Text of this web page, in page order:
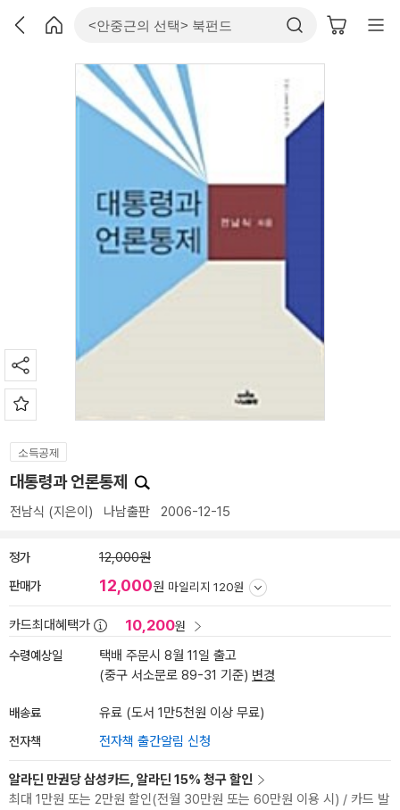
소득공제
대통령과 언론통제
전남식 (지은이) 나남출판 2006-12-15
정가 12,000원
판매가 12,000원 마일리지 120원
카드최대혜택가 10,200원
수령예상일
택배 주문시 8월 11일 출고
(중구 서소문로 89-31 기준) 변경
배송료 유료 (도서 1만5천원 이상 무료)
전자책 전자책 출간알림 신청
알라딘 만권당 삼성카드, 알라딘 15% 청구 할인
최대 1만원 또는 2만원 할인(전월 30만원 또는 60만원 이용 시) / 카드 발